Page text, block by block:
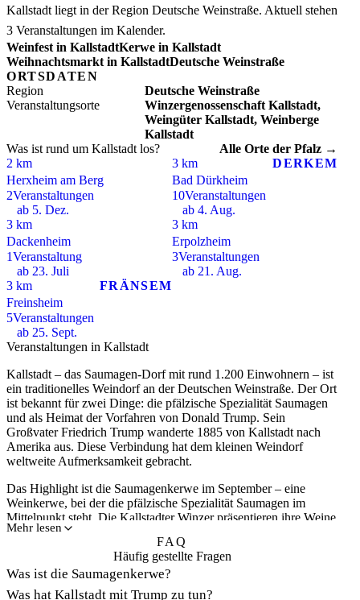
Kallstadt liegt in der Region Deutsche Weinstraße. Aktuell stehen
3 Veranstaltungen im Kalender.
Weinfest in KallstadtKerwe in Kallstadt
Weihnachtsmarkt in KallstadtDeutsche Weinstraße
ORTSDATEN
Region
Deutsche Weinstraße
Veranstaltungsorte
Winzergenossenschaft Kallstadt,
Weingüter Kallstadt, Weinberge
Kallstadt
Was ist rund um Kallstadt los?
Alle Orte der Pfalz →
2 km
Herxheim am Berg
2Veranstaltungen
ab 5. Dez.
3 km
DERKEM
Bad Dürkheim
10Veranstaltungen
ab 4. Aug.
3 km
Dackenheim
1Veranstaltung
ab 23. Juli
3 km
Erpolzheim
3Veranstaltungen
ab 21. Aug.
3 km
FRÄNSEM
Freinsheim
5Veranstaltungen
ab 25. Sept.
Veranstaltungen in Kallstadt
Kallstadt – das Saumagen-Dorfmit rund 1.200 Einwohnern – ist
ein traditionelles Weindorf an derDeutschen Weinstraße. Der Ort
ist bekannt für zwei Dinge: die pfälzische Spezialität Saumagen
und als Heimat der Vorfahren von Donald Trump. Sein
Großvater Friedrich Trump wanderte 1885 von Kallstadt nach
Amerika aus. Diese Verbindung hat dem kleinen Weindorf
weltweite Aufmerksamkeit gebracht.
Das Highlight ist die Saumagenkerwe im September – eine
Weinkerwe, bei der die pfälzische Spezialität Saumagen im
Mittelpunkt steht. Die Kallstadter Winzer präsentieren ihre Weine
amPlatz der 100 Weine
verschiedenen Variationen – von traditionell bis modern
interpretiert. Die Kerwe findet von Freitag bis Montag statt, mit
Öffnungszeiten ab 18 Uhr (Freitag) bzw. ab 11 Uhr
(Samstag/Sonntag) und ab 18 Uhr (Montag).
Mehr lesen
FAQ
Häufig gestellte Fragen
Was ist die Saumagenkerwe?
Was hat Kallstadt mit Trump zu tun?